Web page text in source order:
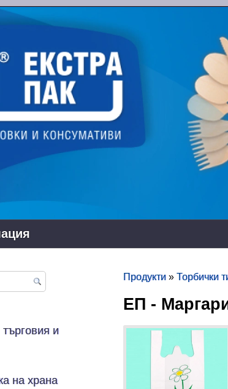
и
на храна
Продукти »Торбички
ЕП -